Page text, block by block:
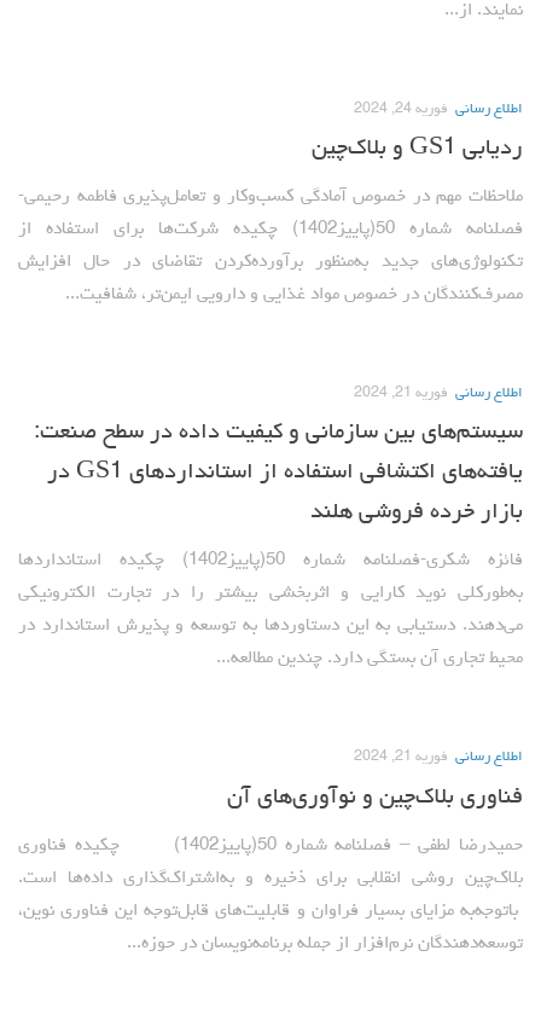
نمایند. از...
اطلاع رسانی فوریه 24, 2024
ردیابی GS1 و بلاک‌چین
ملاحظات مهم در خصوص آمادگی کسب‌وکار و تعامل‌پذیری فاطمه رحیمی-
فصلنامه شماره 50(پاییز1402) چکیده شرکت‌ها برای استفاده از
تکنولوژی‌های جدید به‌منظور برآورده‌کردن تقاضای در حال افزایش
مصرف‌کنندگان در خصوص مواد غذایی و دارویی ایمن‌تر، شفافیت...
اطلاع رسانی فوریه 21, 2024
سیستم‌های بین سازمانی و کیفیت داده در سطح صنعت:
یافته‌های اکتشافی استفاده از استانداردهای GS1 در
بازار خرده فروشی هلند
فائزه شکری-فصلنامه شماره 50(پاییز1402) چکیده استانداردها
به‌طورکلی نوید کارایی و اثربخشی بیشتر را در تجارت الکترونیکی‌‌
می‌دهند. دستیابی به این دستاوردها به توسعه و پذیرش استاندارد در
محیط تجاری آن بستگی دارد. چندین مطالعه...
اطلاع رسانی فوریه 21, 2024
فناوری بلاک‌چین و نوآوری‌های آن
حمیدرضا لطفی – فصلنامه شماره 50(پاییز1402) چکیده فناوری
بلاک‌چین روشی انقلابی برای ذخیره و به‌اشتراک‌گذاری داده‌ها است.
باتوجه‌به مزایای بسیار فراوان و قابلیت‌های قابل‌توجه این فناوری نوین،
توسعه‌دهندگان نرم‌افزار از جمله برنامه‌نویسان در حوزه...